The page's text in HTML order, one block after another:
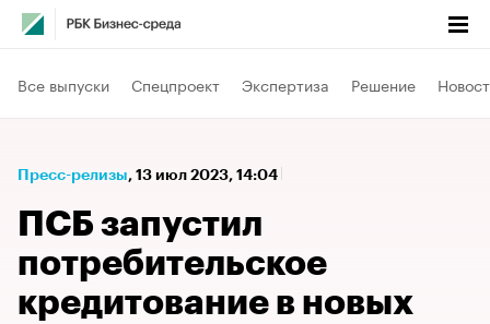
Все выпуски Спецпроект Экспертиза Решение
Пресс-релизы⁠, 13 июл 2023, 14:04
ПСБ запустил
потребительское
кредитование в новых